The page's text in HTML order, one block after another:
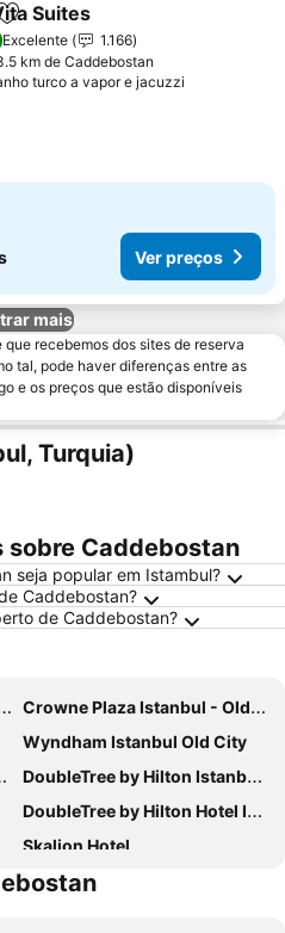
Adicionar aos favoritos
Suites
Excelente
1.166
km de Caddebostan
turco a vapor e jacuzzi
Ver preços
mais
recebemos dos sites de reserva
tal, pode haver diferenças entre as
e os preços que estão disponíveis
Turquia)
sobre Caddebostan
seja popular em Istambul?
Caddebostan?
de Caddebostan?
Crowne Plaza Istanbul - Old City by IHG
Wyndham Istanbul Old City
DoubleTree by Hilton Istanbul Topkapi
DoubleTree by Hilton Hotel Istanbul - Piyalepasa
Skalion Hotel
Zeyn Otel Istanbul